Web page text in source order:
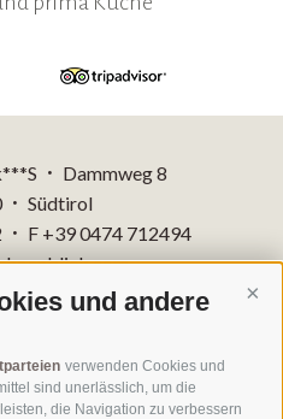
und andere
verwenden Cookies und
sind unerlässlich, um die
die Navigation zu verbessern
•
Dammweg 8
•
Südtirol
•
F +39 0474 712494
IT 00818260218